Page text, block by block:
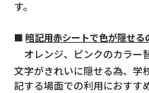
す。
■ 暗記用赤シートで色が隠せ
オレンジ、ピンクのカラー
文字がきれいに隠せる為、学
記する場面での利用におすす